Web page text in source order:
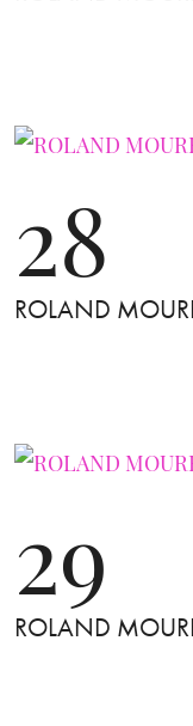
28
ROLAND
29
ROLAND